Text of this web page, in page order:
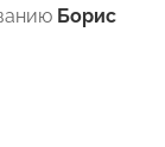
Борис